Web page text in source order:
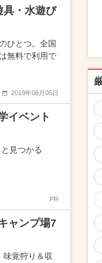
・水遊び
ひとつ。全国
無料で利用で
2019年06月05日
イベント
見つかる
PR
ャンプ場7
味覚狩り＆収